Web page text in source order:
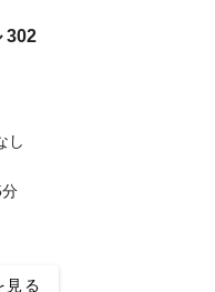
302
し
見る